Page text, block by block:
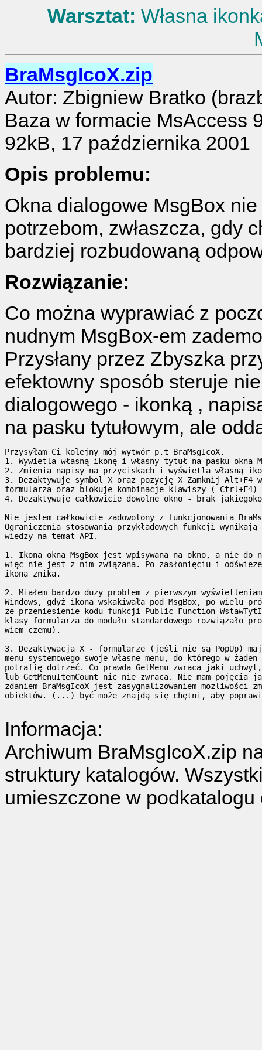
Warsztat: Własna
BraMsgIcoX.zip
Autor: Zbigniew Bratko
Baza w formacie MsAccess
92kB, 17 października 2001
Opis problemu:
Okna dialogowe MsgBox
potrzebom, zwłaszcza, gdy
bardziej rozbudowaną
Rozwiązanie:
Co można wyprawiać z
nudnym MsgBox-em
Przysłany przez Zbyszka
efektowny sposób steruje
dialogowego - ikonką ,
na pasku tytułowym, ale
Przysyłam Ci kolejny mój wytwór p.t BraMsgIcoX.
1. Wywietla własną ikonę i własny tytuł na pasku okna
2. Zmienia napisy na przyciskach i wyświetla własną
3. Dezaktywuje symbol X oraz pozycję X Zamknij Alt+F4 w
formularza oraz blokuje kombinacje klawiszy (
4. Dezaktywuje całkowicie dowolne okno - brak
Nie jestem całkowicie zadowolony z funkcjonowania
Ograniczenia stosowania przykładowych funkcji
wiedzy na temat API.
1. Ikona okna MsgBox jest wpisywana na okno, a nie do
więc nie jest z nim związana. Po zasłonięciu i
ikona znika.
2. Miałem bardzo duży problem z pierwszym
Windows, gdyż ikona wskakiwała pod MsgBox, po wielu
że przeniesienie kodu funkcji Public Function
klasy formularza do modułu standardowego rozwiązało
wiem czemu).
3. Dezaktywacja X - formularze (jeśli nie są PopUp)
menu systemowego swoje własne menu, do którego w
potrafię dotrzeć. Co prawda GetMenu zwraca jaki uchwyt,
lub GetMenuItemCount nic nie zwraca. Nie mam pojęcia
zdaniem BraMsgIcoX jest zasygnalizowaniem możliwości
obiektów. (...) być może znajdą się chętni, aby
Informacja:
Archiwum BraMsgIcoX.zip
struktury katalogów.
umieszczone w podkatalogu